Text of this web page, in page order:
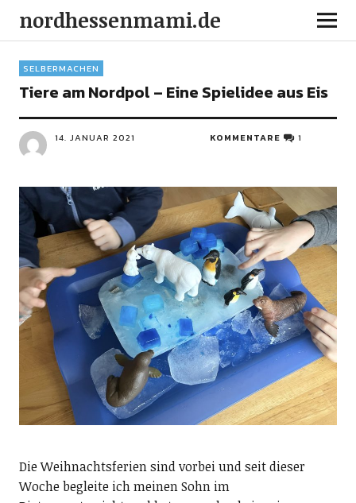
nordhessenmami.de
SELBERMACHEN
Tiere am Nordpol – Eine Spielidee aus Eis
14. JANUAR 2021 KOMMENTARE 1
Die Weihnachtsferien sind vorbei und seit dieser
Woche begleite ich meinen Sohn im